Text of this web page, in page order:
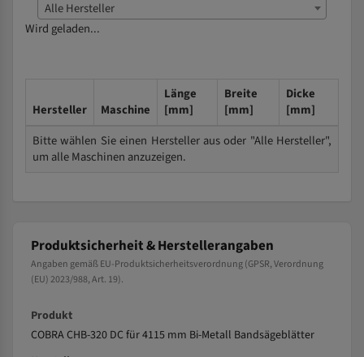
Alle Hersteller
Wird geladen...
Hersteller Maschine
Länge
[mm]
Breite
[mm]
Dicke
[mm]
Bitte wählen Sie einen Hersteller aus oder "Alle Hersteller",
um alle Maschinen anzuzeigen.
Produktsicherheit & Herstellerangaben
Angaben gemäß EU-Produktsicherheitsverordnung (GPSR, Verordnung
(EU) 2023/988, Art. 19).
Produkt
COBRA CHB-320 DC für 4115 mm Bi-Metall Bandsägeblätter